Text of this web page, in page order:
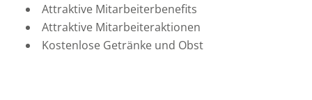
Attraktive Mitarbeiterbenefits
Attraktive Mitarbeiteraktionen
Kostenlose Getränke und Obst